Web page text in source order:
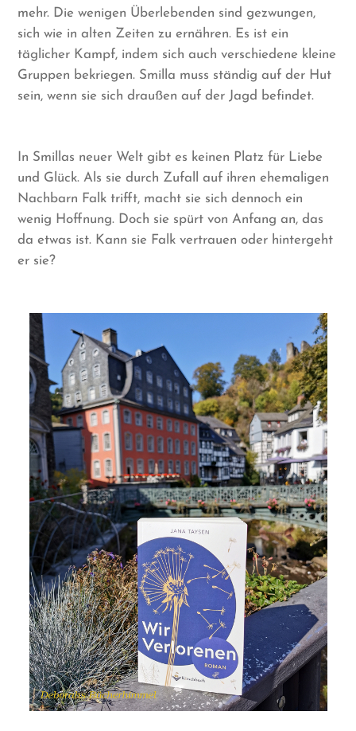
mehr. Die wenigen Überlebenden sind gezwungen,
sich wie in alten Zeiten zu ernähren. Es ist ein
täglicher Kampf, indem sich auch verschiedene kleine
Gruppen bekriegen. Smilla muss ständig auf der Hut
sein, wenn sie sich draußen auf der Jagd befindet.
In Smillas neuer Welt gibt es keinen Platz für Liebe
und Glück. Als sie durch Zufall auf ihren ehemaligen
Nachbarn Falk trifft, macht sie sich dennoch ein
wenig Hoffnung. Doch sie spürt von Anfang an, das
da etwas ist. Kann sie Falk vertrauen oder hintergeht
er sie?